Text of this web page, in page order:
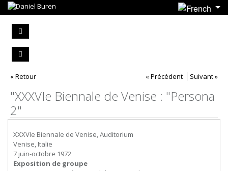
« Retour « Précédent Suivant »
"XXXVIe Biennale de Venise : "Persona
2"
XXXVIe Biennale de Venise, Auditorium
Venise, Italie
7 juin-octobre 1972
Exposition de groupe